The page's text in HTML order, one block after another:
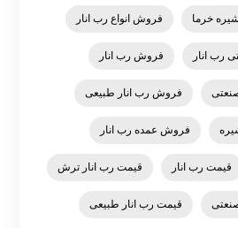
شیره خرما فروش انواع رب انار
رب انار فروش رب انار
فروش رب انار طبیعی
فروش عمده رب انار
قیمت رب انار قیمت رب انار ترش
قیمت رب انار طبیعی